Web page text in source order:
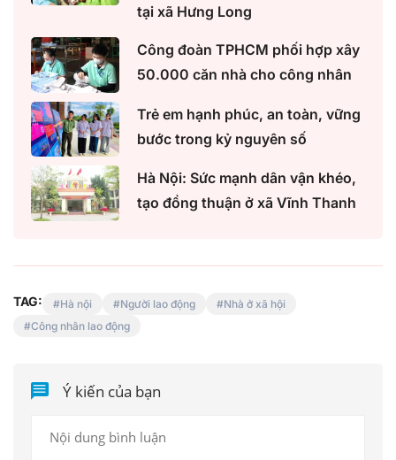
tại xã Hưng Long
Công đoàn TPHCM phối hợp xây
50.000 căn nhà cho công nhân
Trẻ em hạnh phúc, an toàn, vững
bước trong kỷ nguyên số
Hà Nội: Sức mạnh dân vận khéo,
tạo đồng thuận ở xã Vĩnh Thanh
TAG: Hà nội Người lao động
Nhà ở xã hội
Công nhân lao động
Ý kiến của bạn